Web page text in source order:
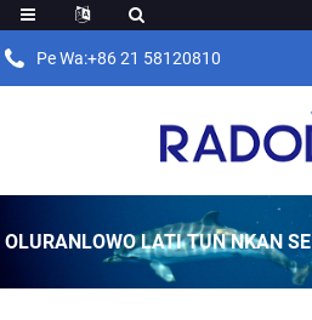
Pe Wa:+86 21 58120810
OLURANLOWO LATI TUN NKAN SE